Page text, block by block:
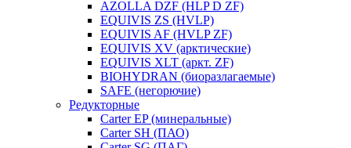
AZOLLA DZF (HLP D ZF)
EQUIVIS ZS (HVLP)
EQUIVIS AF (HVLP ZF)
EQUIVIS XV (арктические)
EQUIVIS XLT (аркт. ZF)
BIOHYDRAN (биоразлагаемые)
SAFE (негорючие)
Редукторные
Carter EP (минеральные)
Carter SH (ПАО)